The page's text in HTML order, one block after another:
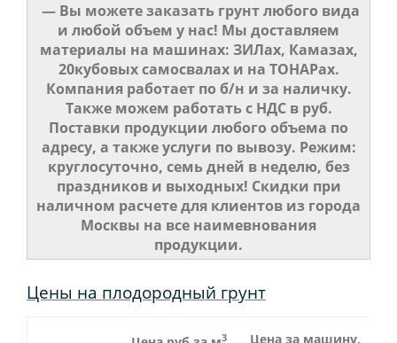
— Вы можете заказать грунт любого вида
и любой объем у нас! Мы доставляем
материалы на машинах: ЗИЛах, Камазах,
20кубовых самосвалах и на ТОНАРах.
Компания работает по б/н и за наличку.
Также можем работать с НДС в руб.
Поставки продукции любого объема по
адресу, а также услуги по вывозу. Режим:
круглосуточно, семь дней в неделю, без
праздников и выходных! Скидки при
наличном расчете для клиентов из города
Москвы на все наимевнования
продукции.
Цены на плодородный грунт
3 Цена за машину,